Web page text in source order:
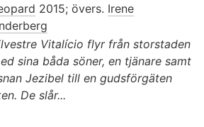
2015; övers. Irene
Vitalício flyr från storstaden
sina båda söner, en tjänare samt
Jezibel till en gudsförgäten
De slår...